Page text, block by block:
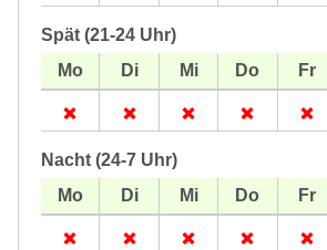
Spät (21-24 Uhr)
Nacht (24-7 Uhr)